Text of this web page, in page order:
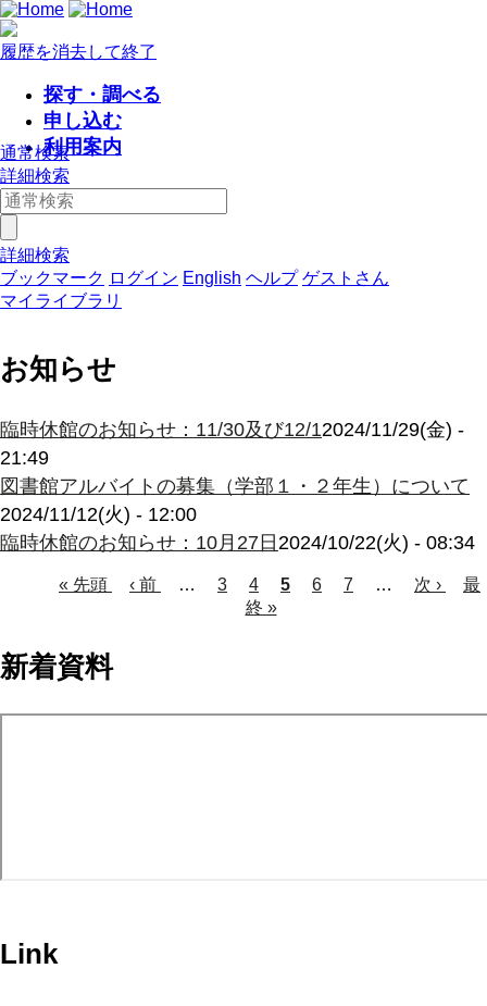
履歴を消去して終了
探す・調べる
申し込む
利用案内
通常検索
詳細検索
詳細検索
ブックマーク ログイン English ヘルプ ゲストさん
マイライブラリ
お知らせ
臨時休館のお知らせ：11/30及び12/12024/11/29(金) -
21:49
図書館アルバイトの募集（学部１・２年生）について
2024/11/12(火) - 12:00
臨時休館のお知らせ：10月27日 2024/10/22(火) - 08:34
ー
ジ
送
先
ー
ジ
« 先頭
前
‹ 前 … Page
3 Page
4
カ
ジ
5 Page
6 Page
7 …
次
次 ›
最
最
終 »
新着資料
Link